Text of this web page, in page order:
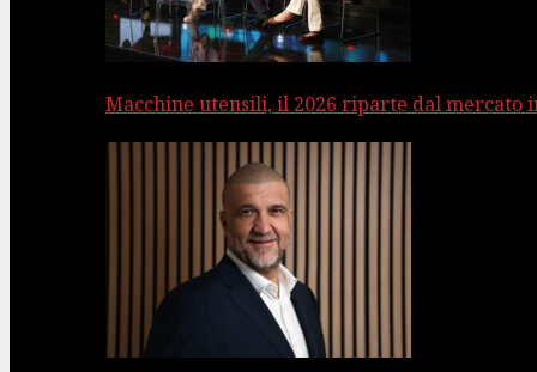
Macchine utensili, il 2026 riparte dal mercato